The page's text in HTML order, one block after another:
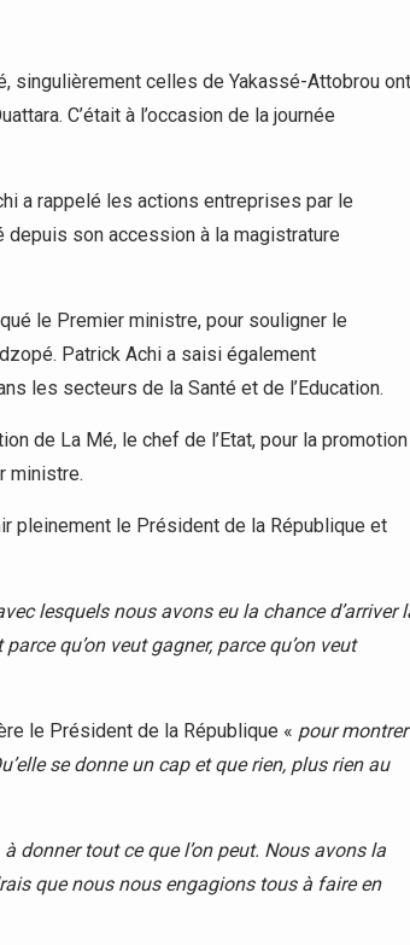
singulièrement celles de Yakassé-Attobrou ont
C’était à l’occasion de la journée
a rappelé les actions entreprises par le
son accession à la magistrature
le Premier ministre, pour souligner le
Patrick Achi a saisi également
les secteurs de la Santé et de l’Education.
de La Mé, le chef de l’Etat, pour la promotion
ministre.
pleinement le Président de la République et
lesquels nous avons eu la chance d’arriver
qu’on veut gagner, parce qu’on veut
le Président de la République « pour montrer
se donne un cap et que rien, plus rien au
donner tout ce que l’on peut. Nous avons la
que nous nous engagions tous à faire en